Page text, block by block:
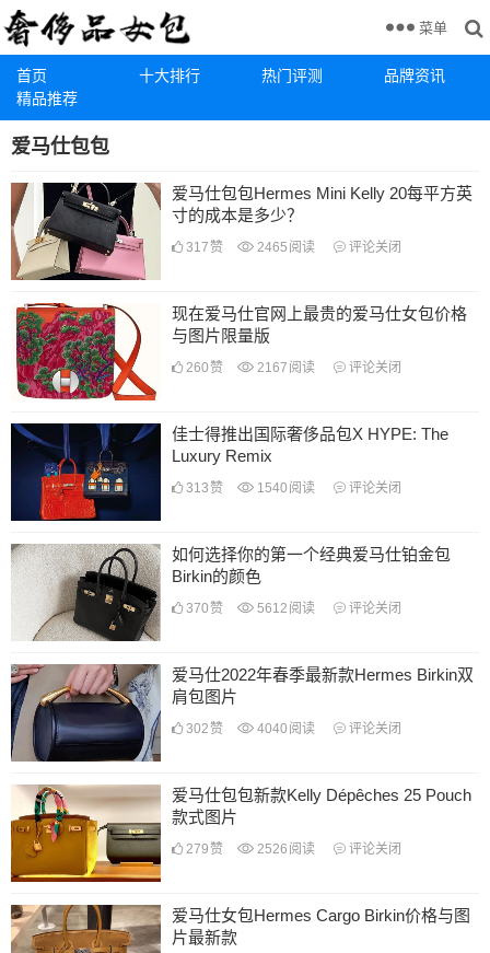
首页 十大排行 热门评测
品牌资讯
精品推荐
菜单
爱马仕包包
爱马仕包包Hermes Mini Kelly 20每平方英
寸的成本是多少？
317 赞 2465 阅读 评论关闭
现在爱马仕官网上最贵的爱马仕女包价格
与图片限量版
260 赞 2167 阅读 评论关闭
佳士得推出国际奢侈品包X HYPE: The
Luxury Remix
313 赞 1540 阅读 评论关闭
如何选择你的第一个经典爱马仕铂金包
Birkin的颜色
370 赞 5612 阅读 评论关闭
爱马仕2022年春季最新款Hermes Birkin双
肩包图片
302 赞 4040 阅读 评论关闭
爱马仕包包新款Kelly Dépêches 25 Pouch
款式图片
279 赞 2526 阅读 评论关闭
爱马仕女包Hermes Cargo Birkin价格与图
片最新款